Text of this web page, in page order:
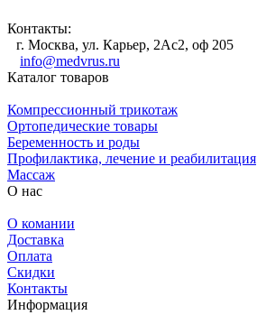
Контакты:
г. Москва, ул. Карьер, 2Ас2, оф 205
info@medvrus.ru
Каталог товаров
Компрессионный трикотаж
Ортопедические товары
Беременность и роды
Профилактика, лечение и реабилитация
Массаж
О нас
О комании
Доставка
Оплата
Скидки
Контакты
Информация